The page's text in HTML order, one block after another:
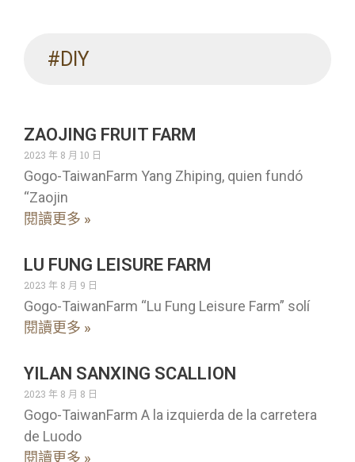
#DIY
ZAOJING FRUIT FARM
2023 年 8 月 10 日
Gogo-TaiwanFarm Yang Zhiping, quien fundó
“Zaojin
閱讀更多 »
LU FUNG LEISURE FARM
2023 年 8 月 9 日
Gogo-TaiwanFarm “Lu Fung Leisure Farm” solí
閱讀更多 »
YILAN SANXING SCALLION
2023 年 8 月 8 日
Gogo-TaiwanFarm A la izquierda de la carretera
de Luodo
閱讀更多 »